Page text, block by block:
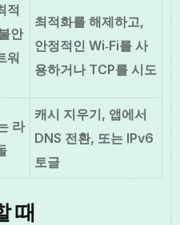
적
안
워
최적화를 해제하고,
안정적인 Wi‑Fi를 사
용하거나 TCP를 시도
라
캐시 지우기, 앱에서
DNS 전환, 또는 IPv6
토글
때